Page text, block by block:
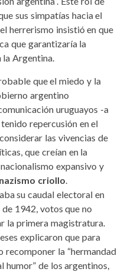
sus simpatías hacia el
herrerismo insistió en que
que garantizaría la
la Argentina.
que el miedo y la
argentino
uruguayos -a
tenido repercusión en el
las vivencias de
que creían en la
expansivo y
nazismo criollo.
su caudal electoral en
1942, votos que no
la primera magistratura.
explicaron que para
la “hermandad
humor” de los argentinos,